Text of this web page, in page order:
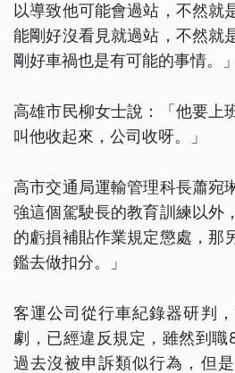
以導致他可能會過站，不然就
能剛好沒看見就過站，不然就
剛好車禍也是有可能的事情。」
高雄市民柳女士說：「他要上
叫他收起來，公司收呀。」
高市交通局運輸管理科長蕭宛
強這個駕駛長的教育訓練以外
的虧損補貼作業規定懲處，那
鑑去做扣分。」
客運公司從行車紀錄器研判
劇，已經違反規定，雖然到職
過去沒被申訴類似行為，但